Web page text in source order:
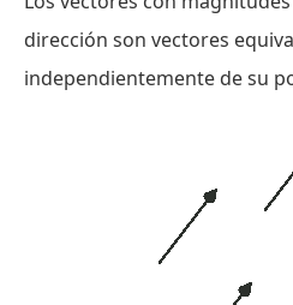
dirección son vectores
independientemente de su